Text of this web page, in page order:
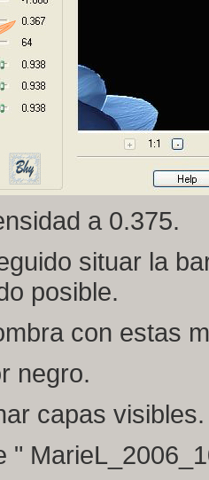
a 0.375.
situar la
posible.
con estas
negro.
capas visibles.
"